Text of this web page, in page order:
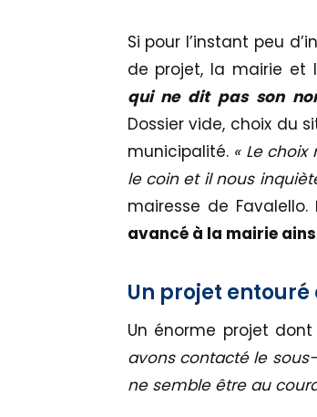
Si pour l’instant peu
de projet, la mairie et
qui ne dit pas son
Dossier vide, choix du
municipalité. « Le
le coin et il nous
mairesse de Favalello.
avancé à la mairie
Un projet
Un énorme projet dont
avons contacté le
ne semble être au